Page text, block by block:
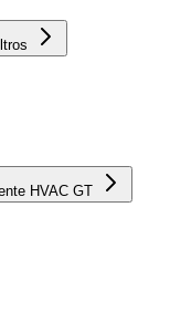
Filtros de Aire Colectores de Polvo Ambiente HVAC GT